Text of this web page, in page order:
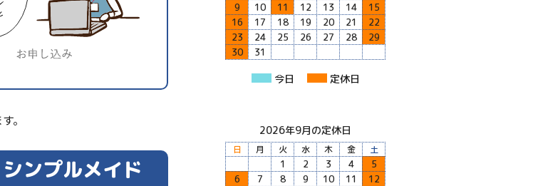
。
シンプルメイド
9
10 11 12 13 14
15
16
17 18 19 20 21
22
23
24 25 26 27 28
29
30
31
今日 定休日
2026年9月の定休日
日 月 火 水 木 金 土
1 2 3 4
5
6
7 8 9 10 11
12